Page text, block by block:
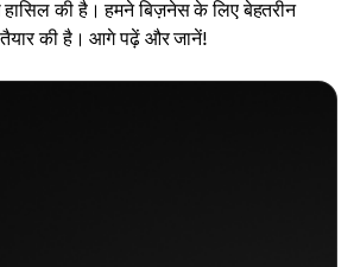
की है। हमने बिज़नेस के लिए बेहतरीन
तैयार की है। आगे पढ़ें और जानें!